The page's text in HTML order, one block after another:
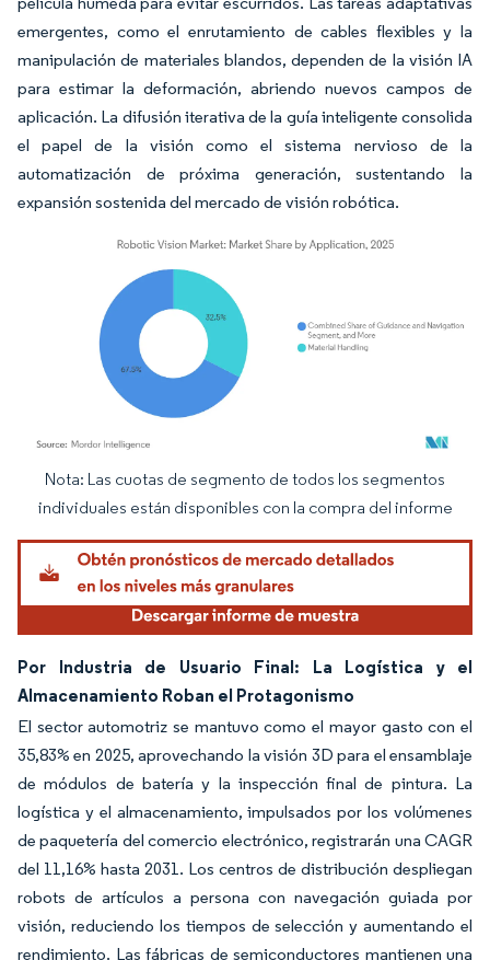
emergentes, como el enrutamiento de cables flexibles y la
manipulación de materiales blandos, dependen de la visión IA
para estimar la deformación, abriendo nuevos campos de
aplicación. La difusión iterativa de la guía inteligente consolida
el papel de la visión como el sistema nervioso de la
automatización de próxima generación, sustentando la
expansión sostenida del mercado de visión robótica.
Imagen © Mordor Intelligence. El uso requiere atribución según CC BY 4.0.
Nota: Las cuotas de segmento de todos los segmentos
individuales están disponibles con la compra del informe
Por Industria de Usuario Final: La Logística y el
Almacenamiento Roban el Protagonismo
El sector automotriz se mantuvo como el mayor gasto con el
35,83% en 2025, aprovechando la visión 3D para el ensamblaje
de módulos de batería y la inspección final de pintura. La
logística y el almacenamiento, impulsados por los volúmenes
de paquetería del comercio electrónico, registrarán una CAGR
del 11,16% hasta 2031. Los centros de distribución despliegan
robots de artículos a persona con navegación guiada por
visión, reduciendo los tiempos de selección y aumentando el
rendimiento. Las fábricas de semiconductores mantienen una